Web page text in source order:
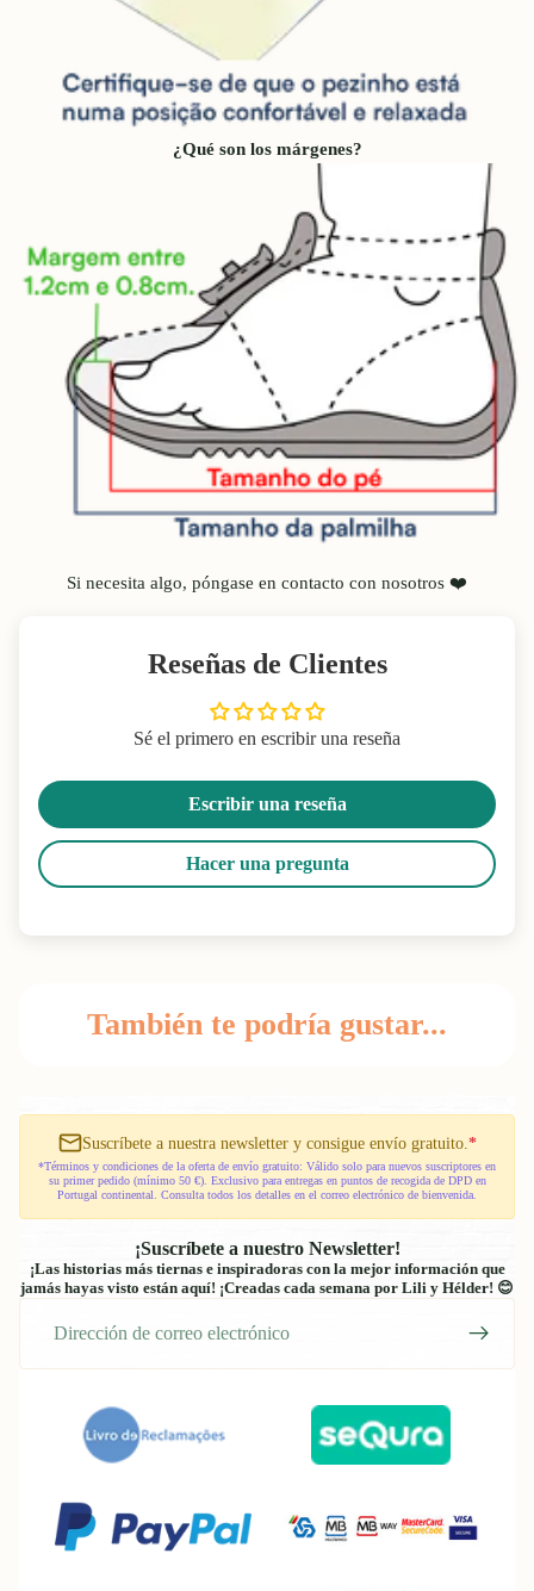
¿Qué son los márgenes?
Si necesita algo, póngase en contacto con nosotros ❤️
Reseñas de Clientes
Sé el primero en escribir una reseña
Escribir una reseña
Hacer una pregunta
También te podría gustar...
Suscríbete a nuestra newsletter y consigue envío gratuito. *
*Términos y condiciones de la oferta de envío gratuito: Válido solo para nuevos suscriptores en
su primer pedido (mínimo 50 €). Exclusivo para entregas en puntos de recogida de DPD en
Portugal continental. Consulta todos los detalles en el correo electrónico de bienvenida.
¡Suscríbete a nuestro Newsletter!
¡Las historias más tiernas e inspiradoras con la mejor información que
jamás hayas visto están aquí! ¡Creadas cada semana por Lili y Hélder! 😊
electrónico